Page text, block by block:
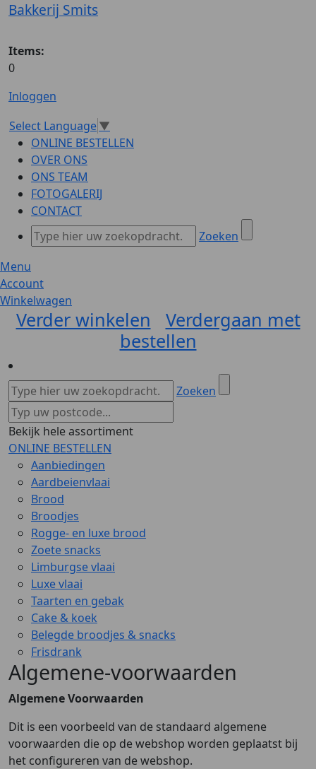
Bakkerij Smits
Items:
0
Inloggen
Select Language▼
ONLINE BESTELLEN
OVER ONS
ONS TEAM
FOTOGALERIJ
CONTACT
Zoeken
Menu
Account
Winkelwagen
Verder winkelen
Verdergaan met
bestellen
Zoeken
Bekijk hele assortiment
ONLINE BESTELLEN
Aanbiedingen
Aardbeienvlaai
Brood
Broodjes
Rogge- en luxe brood
Zoete snacks
Limburgse vlaai
Luxe vlaai
Taarten en gebak
Cake & koek
Belegde broodjes & snacks
Frisdrank
Algemene-voorwaarden
Algemene Voorwaarden
Dit is een voorbeeld van de standaard algemene
voorwaarden die op de webshop worden geplaatst bij
het configureren van de webshop.